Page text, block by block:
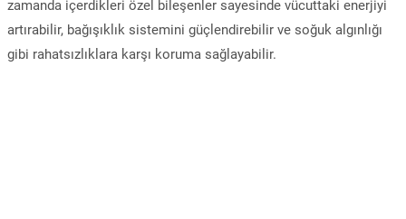
zamanda içerdikleri özel bileşenler sayesinde vücuttaki enerjiyi
artırabilir, bağışıklık sistemini güçlendirebilir ve soğuk algınlığı
gibi rahatsızlıklara karşı koruma sağlayabilir.